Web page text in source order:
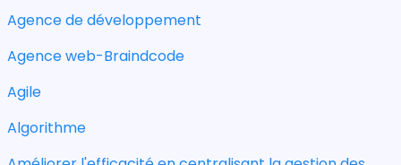
Agence de développement
Agence web-Braindcode
Agile
Algorithme